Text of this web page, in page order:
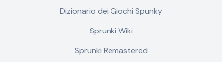
Dizionario dei Giochi Spunky
Sprunki Wiki
Sprunki Remastered